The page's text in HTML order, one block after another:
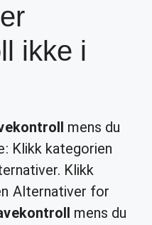
ikke i
mens du
Klikk kategorien
Klikk
Alternativer for
mens du